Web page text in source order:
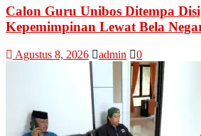
Calon Guru Unibos Ditempa
Kepemimpinan Lewat Bela
Agustus 8, 2026 admin 0